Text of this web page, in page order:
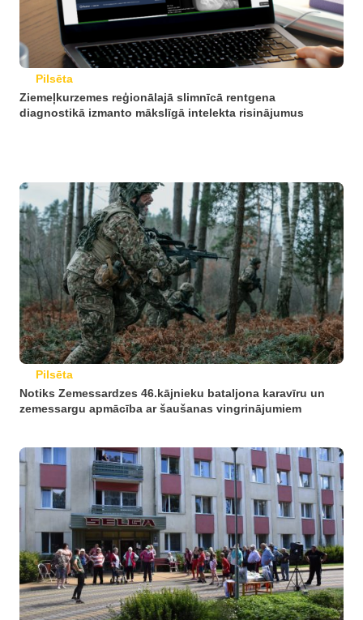
Pilsēta
Ziemeļkurzemes reģionālajā slimnīcā rentgena
diagnostikā izmanto mākslīgā intelekta risinājumus
Pilsēta
Notiks Zemessardzes 46.kājnieku bataljona karavīru un
zemessargu apmācība ar šaušanas vingrinājumiem